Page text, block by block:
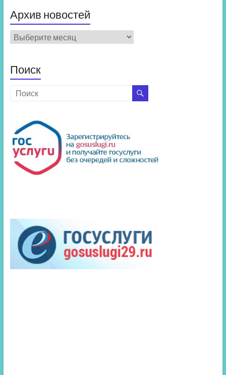
Архив новостей
Архив
новостей
Поиск